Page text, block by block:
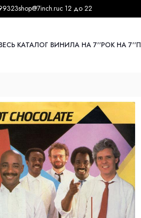
shop@7inch.ruс 12 до 22
КАТАЛОГ ВИНИЛА НА 7''РОК НА 7''